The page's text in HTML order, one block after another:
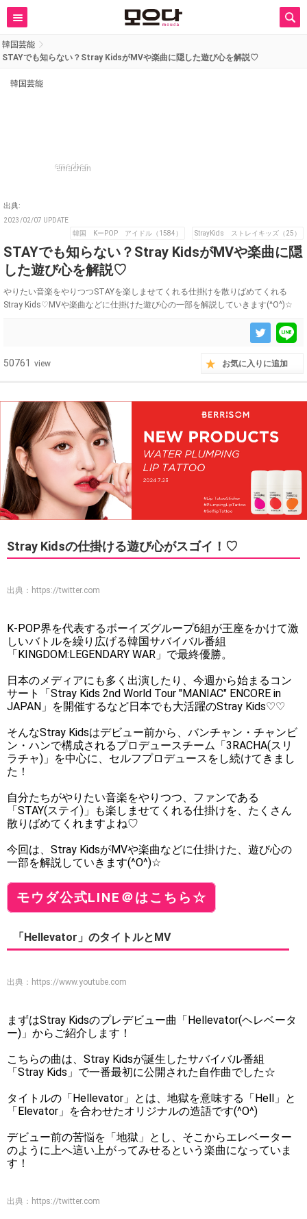
韓国芸能
STAYでも知らない？Stray KidsがMVや楽曲に隠した遊び心を解説♡
韓国芸能
emachan
出典:
2023/02/07 UPDATE
韓国 KーPOP アイドル（1584）
StrayKids ストレイキッズ（25）
STAYでも知らない？Stray KidsがMVや楽曲に隠
した遊び心を解説♡
やりたい音楽をやりつつSTAYを楽しませてくれる仕掛けを散りばめてくれる
Stray Kids♡MVや楽曲などに仕掛けた遊び心の一部を解説していきます(^O^)☆
50761 view お気に入りに追加
Stray Kidsの仕掛ける遊び心がスゴイ！♡
出典： https://twitter.com
K-POP界を代表するボーイズグループ6組が王座をかけて激
しいバトルを繰り広げる韓国サバイバル番組
「KINGDOM:LEGENDARY WAR」で最終優勝。
日本のメディアにも多く出演したり、今週から始まるコン
サート「Stray Kids 2nd World Tour "MANIAC" ENCORE in
JAPAN」を開催するなど日本でも大活躍のStray Kids♡♡
そんなStray Kidsはデビュー前から、バンチャン・チャンビ
ン・ハンで構成されるプロデュースチーム「3RACHA(スリ
ラチャ)」を中心に、セルフプロデュースをし続けてきまし
た！
自分たちがやりたい音楽をやりつつ、ファンである
「STAY(ステイ)」も楽しませてくれる仕掛けを、たくさん
散りばめてくれますよね♡
今回は、Stray KidsがMVや楽曲などに仕掛けた、遊び心の
一部を解説していきます(^O^)☆
モウダ公式LINE＠はこちら☆
「Hellevator」のタイトルとMV
出典： https://www.youtube.com
まずはStray Kidsのプレデビュー曲「Hellevator(ヘレベータ
ー)」からご紹介します！
こちらの曲は、Stray Kidsが誕生したサバイバル番組
「Stray Kids」で一番最初に公開された自作曲でした☆
タイトルの「Hellevator」とは、地獄を意味する「Hell」と
「Elevator」を合わせたオリジナルの造語です(^O^)
デビュー前の苦悩を「地獄」とし、そこからエレベーター
のように上へ這い上がってみせるという楽曲になっていま
す！
出典： https://twitter.com